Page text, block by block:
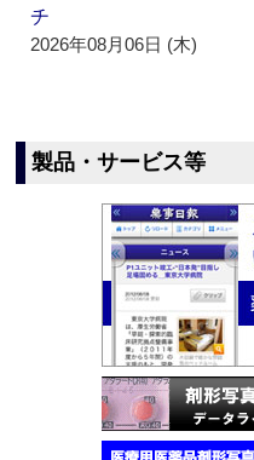
チ
2026年08月06日 (木)
製品・サービス等